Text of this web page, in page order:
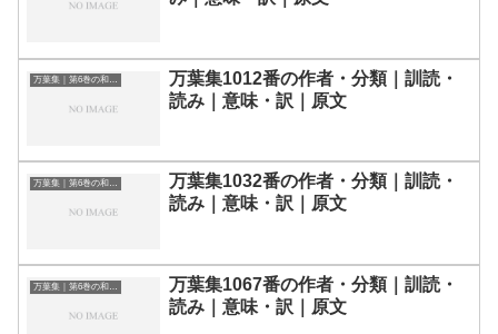
万葉集｜第6巻の和歌一覧
万葉集1012番の作者・分類｜訓読・
読み｜意味・訳｜原文
万葉集｜第6巻の和歌一覧
万葉集1032番の作者・分類｜訓読・
読み｜意味・訳｜原文
万葉集｜第6巻の和歌一覧
万葉集1067番の作者・分類｜訓読・
読み｜意味・訳｜原文